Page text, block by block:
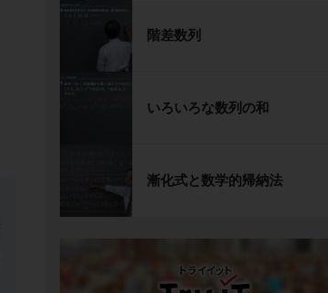
階差数列
いろいろな数列の和
漸化式と数学的帰納法